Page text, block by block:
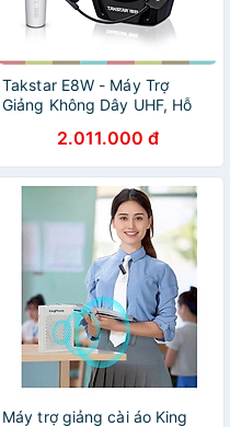
Takstar E8W - Máy Trợ
Giảng Không Dây UHF, Hỗ
Công Suất 18W, Sử Dụng 12
Giờ- Hàng chính hãng
2.011.000 đ
Máy trợ giảng cài áo King